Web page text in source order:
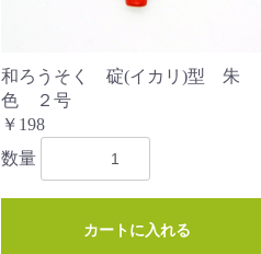
和ろうそく 碇(イカリ)型 朱
色 ２号
￥198
数量
カートに入れる